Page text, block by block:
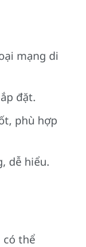
mạng di
đặt.
phù hợp
dễ hiểu.
có thể